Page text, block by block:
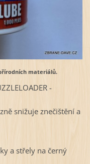
materiálů.
-
snižuje znečištění a
a střely na černý